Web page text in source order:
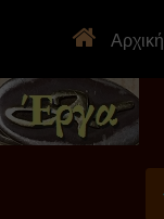
Αρχική